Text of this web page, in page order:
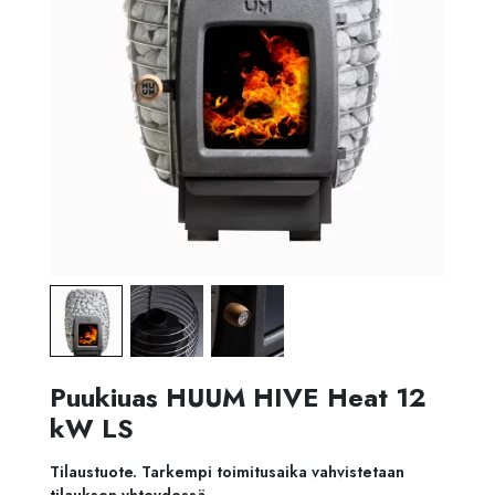
Puukiuas HUUM HIVE Heat 12
kW LS
Tilaustuote. Tarkempi toimitusaika vahvistetaan